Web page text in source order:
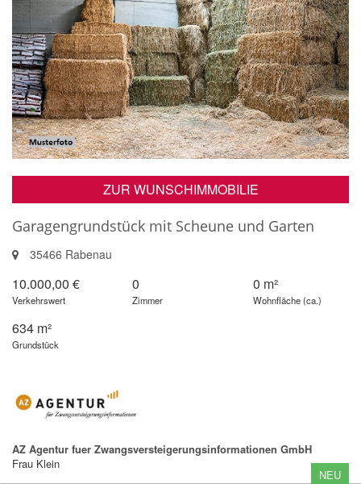
ZUR WUNSCHIMMOBILIE
Garagengrundstück mit Scheune und Garten
35466 Rabenau
10.000,00 €
Verkehrswert
0
Zimmer
0 m²
Wohnfläche (ca.)
634 m²
Grundstück
AZ Agentur fuer Zwangsversteigerungsinformationen GmbH
Frau Klein
NEU